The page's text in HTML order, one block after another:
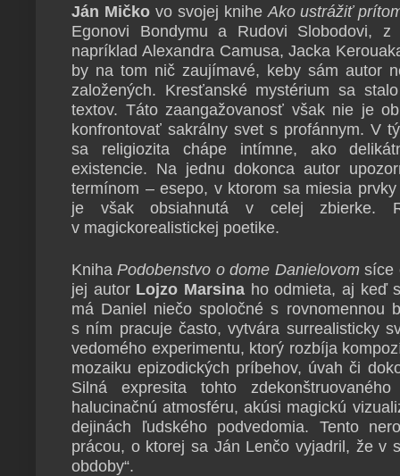
Ján Mičkovo svojej knihe Ako ustrážiť
Egonovi Bondymu a Rudovi Slobodovi,
napríklad Alexandra Camusa, Jacka
by na tom nič zaujímavé, keby sám autor
založených. Kresťanské mystérium sa
textov. Táto zaangažovanosť však nie je
konfrontovať sakrálny svet s profánnym. V
sa religiozita chápe intímne, ako
existencie. Na jednu dokonca autor
termínom – esepo, v ktorom sa miesia
je však obsiahnutá v celej zbierke.
v magickorealistickej poetike.
Kniha Podobenstvo o dome Danielovom síce
jej autor Lojzo Marsina ho odmieta, aj keď
má Daniel niečo spoločné s rovnomennou
s ním pracuje často, vytvára surrealisticky
vedomého experimentu, ktorý rozbíja
mozaiku epizodických príbehov, úvah či
Silná expresita tohto
halucinačnú atmosféru, akúsi magickú
dejinách ľudského podvedomia. Tento
prácou, o ktorej sa Ján Lenčo vyjadril, že v
obdoby“.